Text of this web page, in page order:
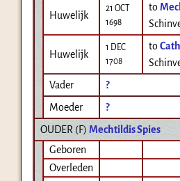
Huwelijk
21 OCT
1698
to
Huwelijk
1 DEC
1708
to
Vader
?
Moeder
?
OUDER (F) Mechtildis Spies
Geboren
Overleden